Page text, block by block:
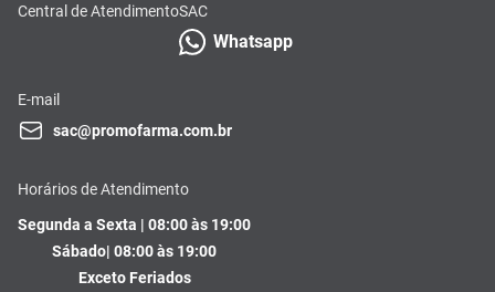
Central de AtendimentoSAC
Whatsapp
E-mail
sac@promofarma.com.br
Horários de Atendimento
Segunda a Sexta | 08:00 às 19:00
Sábado| 08:00 às 19:00
Exceto Feriados